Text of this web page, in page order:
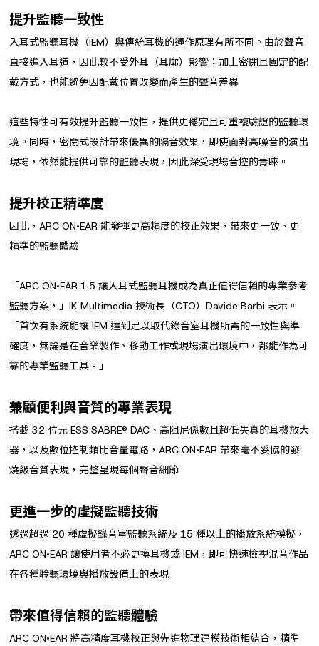
提升監聽一致性
入耳式監聽耳機（IEM）與傳統耳機的運作原理有所不同。由於聲音
直接進入耳道，因此較不受外耳（耳廓）影響；加上密閉且固定的配
戴方式，也能避免因配戴位置改變而產生的聲音差異
這些特性可有效提升監聽一致性，提供更穩定且可重複驗證的監聽環
境。同時，密閉式設計帶來優異的隔音效果，即使面對高噪音的演出
現場，依然能提供可靠的監聽表現，因此深受現場音控的青睞。
提升校正精準度
因此，ARC ON•EAR 能發揮更高精度的校正效果，帶來更一致、更
精準的監聽體驗
「ARC ON•EAR 1.5 讓入耳式監聽耳機成為真正值得信賴的專業參考
監聽方案，」IK Multimedia 技術長（CTO）Davide Barbi 表示。
「首次有系統能讓 IEM 達到足以取代錄音室耳機所需的一致性與準
確度，無論是在音樂製作、移動工作或現場演出環境中，都能作為可
靠的專業監聽工具。」
兼顧便利與音質的專業表現
搭載 32 位元 ESS SABRE® DAC、高阻尼係數且超低失真的耳機放大
器，以及數位控制類比音量電路，ARC ON•EAR 帶來毫不妥協的發
燒級音質表現，完整呈現每個聲音細節
更進一步的虛擬監聽技術
透過超過 20 種虛擬錄音室監聽系統及 15 種以上的播放系統模擬，
ARC ON•EAR 讓使用者不必更換耳機或 IEM，即可快速檢視混音作品
在各種聆聽環境與播放設備上的表現
帶來值得信賴的監聽體驗
ARC ON•EAR 將高精度耳機校正與先進物理建模技術相結合，精準